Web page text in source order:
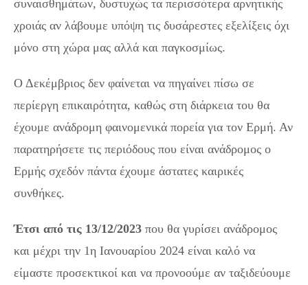
συναισθημάτων, δυστυχώς τα περισσότερα αρνητικής
χροιάς αν λάβουμε υπόψη τις δυσάρεστες εξελίξεις όχι
μόνο στη χώρα μας αλλά και παγκοσμίως.
Ο Δεκέμβριος δεν φαίνεται να πηγαίνει πίσω σε
περίεργη επικαιρότητα, καθώς στη διάρκεια του θα
έχουμε ανάδρομη φαινομενικά πορεία για τον Ερμή. Αν
παρατηρήσετε τις περιόδους που είναι ανάδρομος ο
Ερμής σχεδόν πάντα έχουμε άστατες καιρικές
συνθήκες.
Έτσι από τις 13/12/2023 που θα γυρίσει ανάδρομος
και μέχρι την 1η Ιανουαρίου 2024 είναι καλό να
είμαστε προσεκτικοί και να προνοούμε αν ταξιδεύουμε